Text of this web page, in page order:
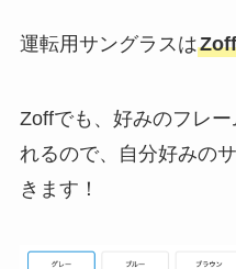
運転用サングラスは
Zoffでも、好みのフレ
れるので、自分好みの
きます！